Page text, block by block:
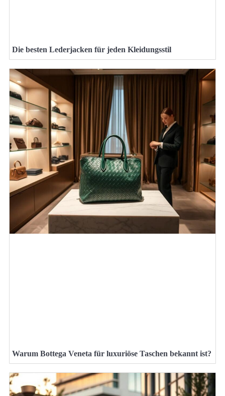
Die besten Lederjacken für jeden Kleidungsstil
Warum Bottega Veneta für luxuriöse Taschen bekannt ist?